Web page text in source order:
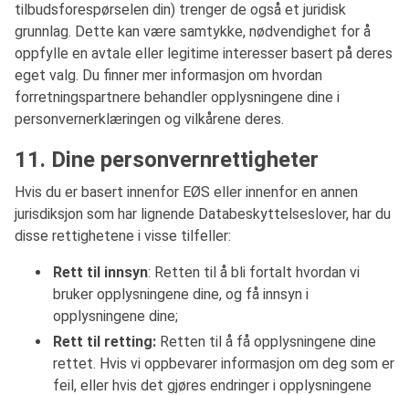
tilbudsforespørselen din) trenger de også et juridisk
grunnlag. Dette kan være samtykke, nødvendighet for å
oppfylle en avtale eller legitime interesser basert på deres
eget valg. Du finner mer informasjon om hvordan
forretningspartnere behandler opplysningene dine i
personvernerklæringen og vilkårene deres.
11. Dine personvernrettigheter
Hvis du er basert innenfor EØS eller innenfor en annen
jurisdiksjon som har lignende Databeskyttelseslover, har du
disse rettighetene i visse tilfeller:
Rett til innsyn: Retten til å bli fortalt hvordan vi
bruker opplysningene dine, og få innsyn i
opplysningene dine;
Rett til retting: Retten til å få opplysningene dine
rettet. Hvis vi oppbevarer informasjon om deg som er
feil, eller hvis det gjøres endringer i opplysningene